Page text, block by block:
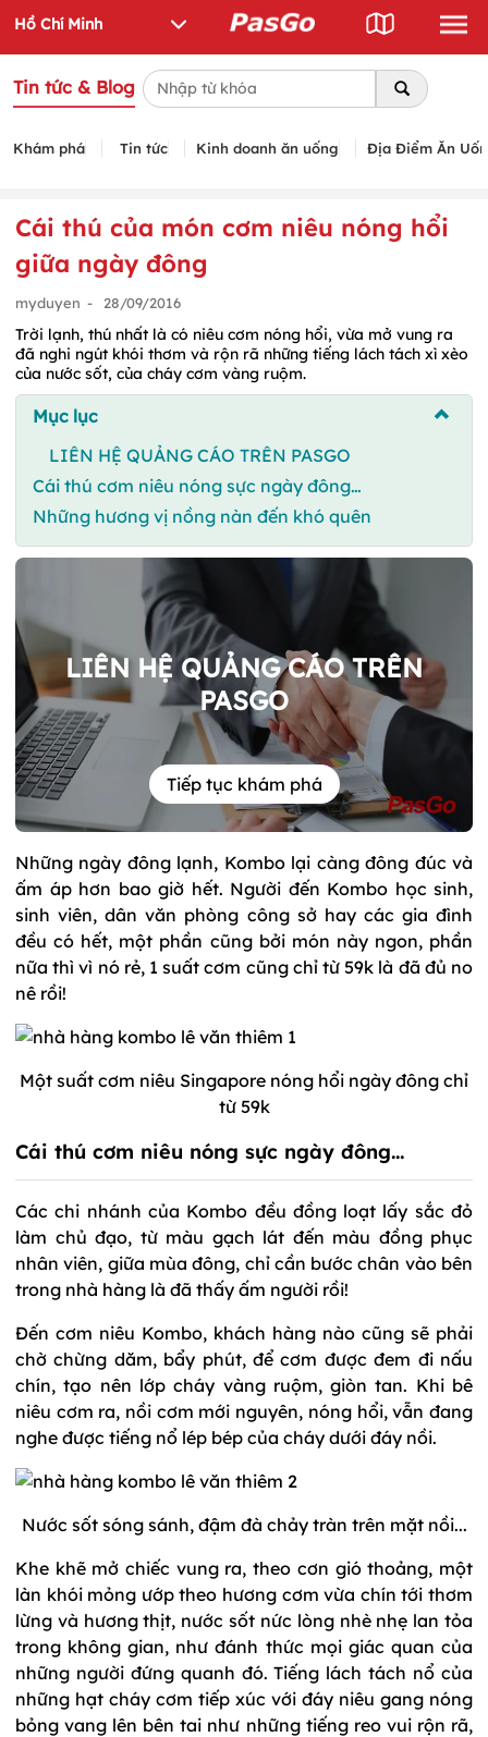
Tin tức & Blog
Khám phá Tin tức Kinh doanh ăn uống Địa Điểm Ăn
Cái thú của món cơm niêu nóng hổi
giữa ngày đông
myduyen - 28/09/2016
Trời lạnh, thú nhất là có niêu cơm nóng hổi, vừa mở vung ra
đã nghi ngút khói thơm và rộn rã những tiếng lách tách xì xèo
của nước sốt, của cháy cơm vàng ruộm.
Mục lục
LIÊN HỆ QUẢNG CÁO TRÊN PASGO
Cái thú cơm niêu nóng sực ngày đông…
Những hương vị nồng nàn đến khó quên
LIÊN HỆ QUẢNG CÁO TRÊN
PASGO
Tiếp tục khám phá
Những ngày đông lạnh, Kombo lại càng đông đúc và
ấm áp hơn bao giờ hết. Người đến Kombo học sinh,
sinh viên, dân văn phòng công sở hay các gia đình
đều có hết, một phần cũng bởi món này ngon, phần
nữa thì vì nó rẻ, 1 suất cơm cũng chỉ từ 59k là đã đủ no
nê rồi!
Một suất cơm niêu Singapore nóng hổi ngày đông chỉ
từ 59k
Cái thú cơm niêu nóng sực ngày đông…
Các chi nhánh của Kombo đều đồng loạt lấy sắc đỏ
làm chủ đạo, từ màu gạch lát đến màu đồng phục
nhân viên, giữa mùa đông, chỉ cần bước chân vào bên
trong nhà hàng là đã thấy ấm người rồi!
Đến cơm niêu Kombo, khách hàng nào cũng sẽ phải
chờ chừng dăm, bẩy phút, để cơm được đem đi nấu
chín, tạo nên lớp cháy vàng ruộm, giòn tan. Khi bê
niêu cơm ra, nồi cơm mới nguyên, nóng hổi, vẫn đang
nghe được tiếng nổ lép bép của cháy dưới đáy nồi.
Nước sốt sóng sánh, đậm đà chảy tràn trên mặt nồi...
Khe khẽ mở chiếc vung ra, theo cơn gió thoảng, một
làn khói mỏng ướp theo hương cơm vừa chín tới thơm
lừng và hương thịt, nước sốt nức lòng nhè nhẹ lan tỏa
trong không gian, như đánh thức mọi giác quan của
những người đứng quanh đó. Tiếng lách tách nổ của
những hạt cháy cơm tiếp xúc với đáy niêu gang nóng
bỏng vang lên bên tai như những tiếng reo vui rộn rã,